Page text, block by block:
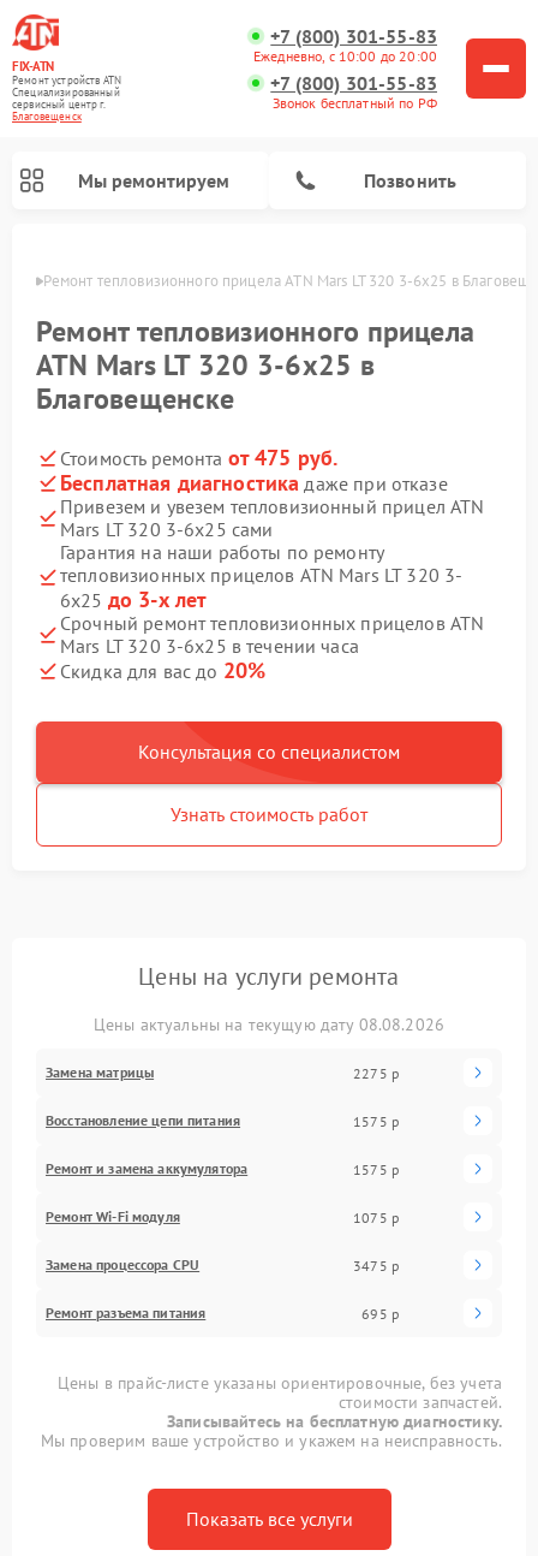
FIX-ATN
Ремонт устройств ATN
Специализированный
cервисный центр г.
Благовещенск
+7 (800) 301-55-83
Ежедневно, с 10:00 до 20:00
+7 (800) 301-55-83
Звонок бесплатный по РФ
Мы ремонтируем Позвонить
Ремонт тепловизионного прицела ATN Mars LT 320 3-6x25 в
Ремонт тепловизионного прицела
ATN Mars LT 320 3-6x25 в
Благовещенске
Стоимость ремонта от 475 руб.
Бесплатная диагностика даже при отказе
Привезем и увезем тепловизионный прицел ATN
Mars LT 320 3-6x25 сами
Гарантия на наши работы по ремонту
тепловизионных прицелов ATN Mars LT 320 3-
6x25 до 3-х лет
Срочный ремонт тепловизионных прицелов ATN
Mars LT 320 3-6x25 в течении часа
Скидка для вас до 20%
Консультация со специалистом
Узнать стоимость работ
Цены на услуги ремонта
Цены актуальны на текущую дату 08.08.2026
Замена матрицы 2275 р
Восстановление цепи питания 1575 р
Ремонт и замена аккумулятора 1575 р
Ремонт Wi-Fi модуля 1075 р
Замена процессора CPU 3475 р
Ремонт разъема питания 695 р
Цены в прайс-листе указаны ориентировочные, без учета
стоимости запчастей.
Записывайтесь на бесплатную диагностику.
Мы проверим ваше устройство и укажем на неисправность.
Показать все услуги